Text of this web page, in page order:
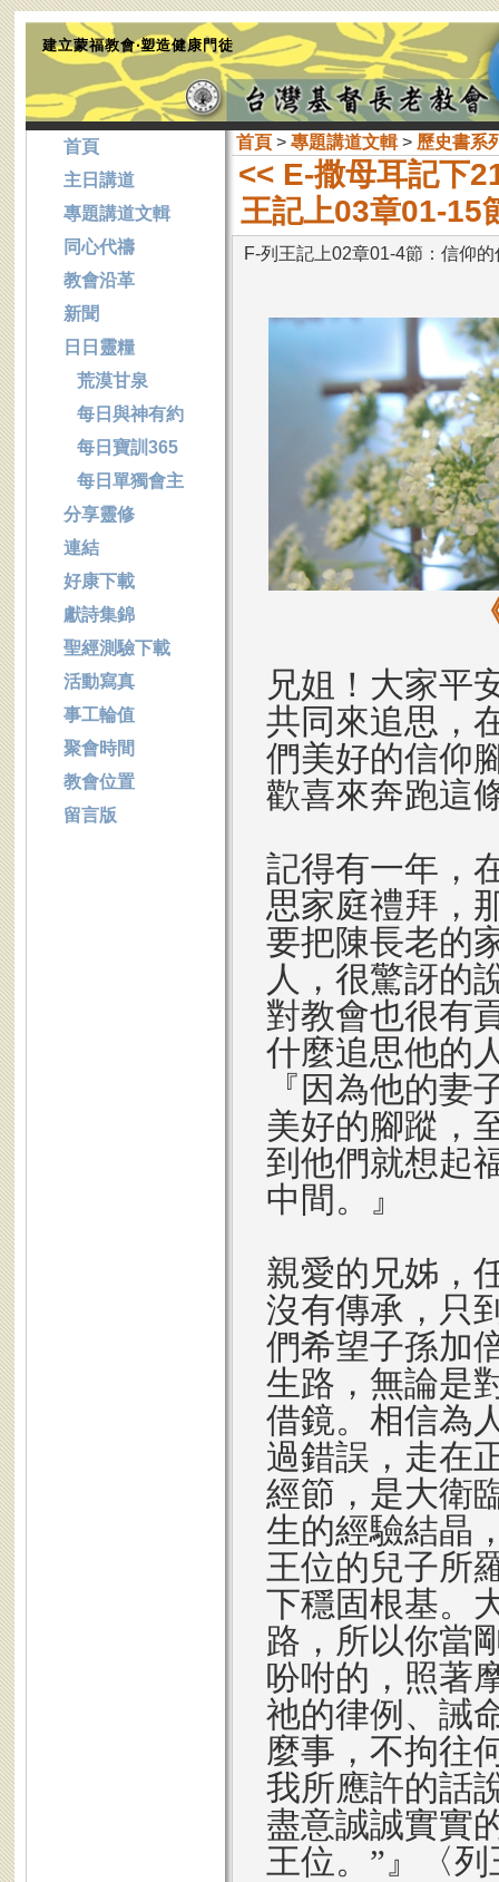
建立蒙福教會‧塑造健康門徒
首頁> 專題講道文輯> 歷史書系
<< E-撒母耳記下
王記上03章01-15
F-列王記上02章01-4節：信仰的
兄姐！大家平
共同來追思，
們美好的信仰
歡喜來奔跑這
記得有一年，
思家庭禮拜，
要把陳長老的
人，很驚訝的
對教會也很有
什麼追思他的
『因為他的妻
美好的腳蹤，
到他們就想起
中間。』
親愛的兄姊，
沒有傳承，只
們希望子孫加
生路，無論是
借鏡。相信為
過錯誤，走在
經節，是大衛
生的經驗結晶
王位的兒子所
下穩固根基。
路，所以你當
吩咐的，照著
祂的律例、誡
麼事，不拘往
我所應許的話
盡意誠誠實實
王位。”』〈
首頁
主日講道
專題講道文輯
同心代禱
教會沿革
新聞
日日靈糧
荒漠甘泉
每日與神有約
每日寶訓365
每日單獨會主
分享靈修
連結
好康下載
獻詩集錦
聖經測驗下載
活動寫真
事工輪值
聚會時間
教會位置
留言版